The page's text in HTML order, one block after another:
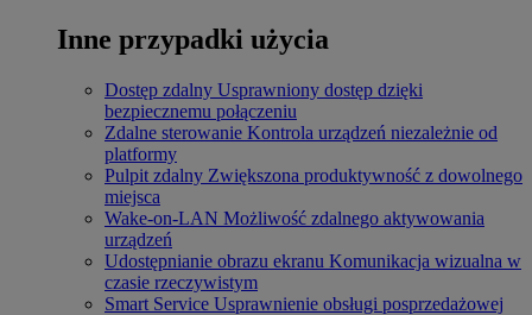
Inne przypadki użycia
Dostęp zdalny Usprawniony dostęp dzięki
bezpiecznemu połączeniu
Zdalne sterowanie Kontrola urządzeń niezależnie od
platformy
Pulpit zdalny Zwiększona produktywność z dowolnego
miejsca
Wake-on-LAN Możliwość zdalnego aktywowania
urządzeń
Udostępnianie obrazu ekranu Komunikacja wizualna w
czasie rzeczywistym
Smart Service Usprawnienie obsługi posprzedażowej